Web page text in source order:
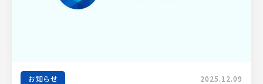
お知らせ 2025.12.09